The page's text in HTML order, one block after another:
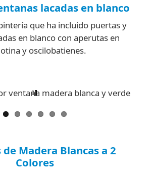
lacadas en blanco
que ha incluido puertas y
en blanco con aperutas en
y oscilobatienes.
Madera Blancas a 2
Colores